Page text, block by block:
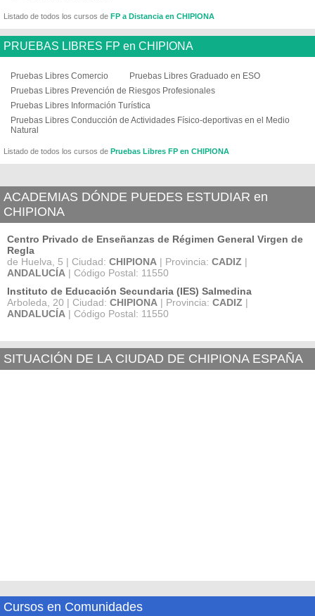
Listado de todos los cursos de FP a Distancia en CHIPIONA
PRUEBAS LIBRES FP en CHIPIONA
Pruebas Libres Comercio
Pruebas Libres Graduado en ESO
Pruebas Libres Prevención de Riesgos Profesionales
Pruebas Libres Información Turística
Pruebas Libres Conducción de Actividades Físico-deportivas en el Medio
Natural
Listado de todos los cursos de Pruebas Libres FP en CHIPIONA
ACADEMIAS DÓNDE PUEDES ESTUDIAR en
CHIPIONA
Centro Privado de Enseñanzas de Régimen General Virgen de
Regla
de Huelva, 5 | Ciudad: CHIPIONA | Provincia: CADIZ |
ANDALUCÍA | Código Postal: 11550
Instituto de Educación Secundaria (IES) Salmedina
Arboleda, 20 | Ciudad: CHIPIONA | Provincia: CADIZ |
ANDALUCÍA | Código Postal: 11550
SITUACIÓN DE LA CIUDAD DE CHIPIONA ESPAÑA
Cursos en Comunidades